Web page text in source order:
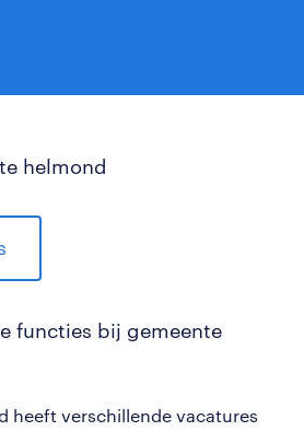
helmond
functies bij gemeente
heeft verschillende vacatures